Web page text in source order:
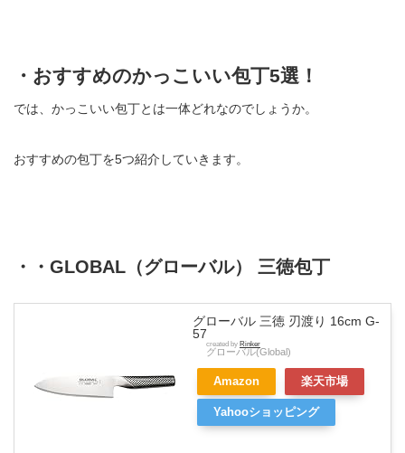
・おすすめのかっこいい包丁5選！
では、かっこいい包丁とは一体どれなのでしょうか。
おすすめの包丁を5つ紹介していきます。
・・GLOBAL（グローバル） 三徳包丁
グローバル 三徳 刃渡り 16cm G-
57
created by Rinker
グローバル(Global)
Amazon 楽天市場
Yahooショッピング